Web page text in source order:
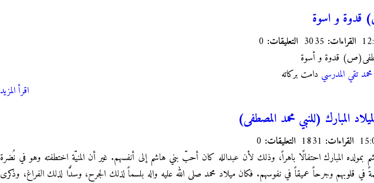
قدوة و اسوة
القراءات: التعليقات:
قدوة و أسوة
تقي المدرسي دامت بركاته
اقرأ المزيد
المبارك (للنبي محمد المصطفى)
القراءات: التعليقات:
المبارك احتفالًا باهراً، وذلك لأن عبدالله كان أحبّ بني هاشم إلى أنفسهم. غير أن المنيّة اختطفته وهو في نُضرة
في قلوبهم وجرحاً عميقاً في نفوسهم. فكان ميلاد محمد صلى الله عليه واله بلسماً لذلك الجرح، وسدًّا لذلك الفراغ، وذكرى